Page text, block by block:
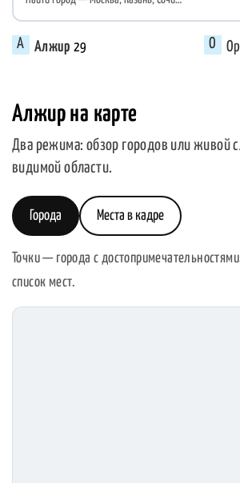
Алжир 29
Алжир на карте
Два режима: обзор городов или живой
видимой области.
Города Места в кадре
Точки — города с
список мест.